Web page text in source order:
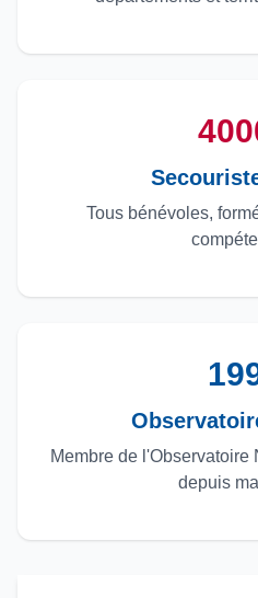
Tous bénévoles,
Membre de
depuis